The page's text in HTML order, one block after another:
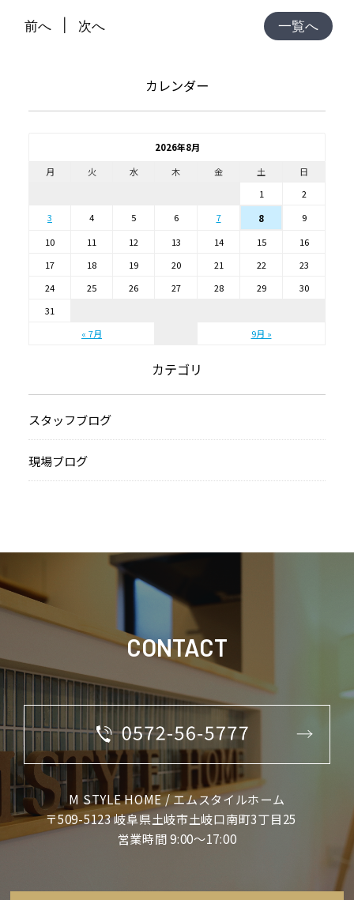
一覧へ
前へ 次へ
カレンダー
2026年8月
月
火 水 木 金 土 日
« 7月 9月 »
1
2
3
4 5 6 7 8
9
10
11 12 13 14 15
16
17
18 19 20 21 22
23
24
25 26 27 28 29
30
31
カテゴリ
スタッフブログ
現場ブログ
CONTACT
M STYLE HOME / エムスタイルホーム
〒509-5123 岐阜県土岐市土岐口南町3丁目25
営業時間 9:00～17:00